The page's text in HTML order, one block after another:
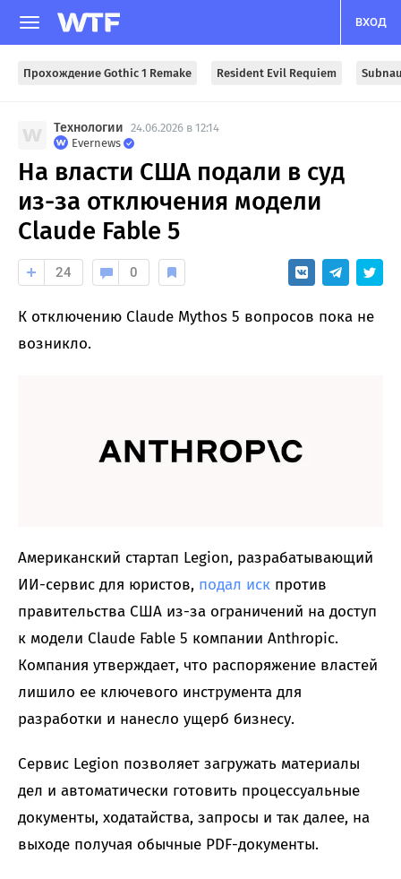
ВХОД
Прохождение Gothic 1 Remake Resident Evil Requiem
Технологии 24.06.2026 в 12:14
Evernews
На власти США подали в суд
из-за отключения модели
Claude Fable 5
24 0
К отключению Claude Mythos 5 вопросов пока не
возникло.
Американский стартап Legion, разрабатывающий
ИИ-сервис для юристов, подал иск против
правительства США из-за ограничений на доступ
к модели Claude Fable 5 компании Anthropic.
Компания утверждает, что распоряжение властей
лишило ее ключевого инструмента для
разработки и нанесло ущерб бизнесу.
Сервис Legion позволяет загружать материалы
дел и автоматически готовить процессуальные
документы, ходатайства, запросы и так далее, на
выходе получая обычные PDF-документы.